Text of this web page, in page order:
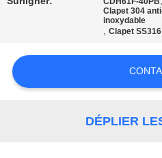
CONTACTEZ-
NOUVELLES
Clapet 304
inoxydable
,Clapet
DÉPLIER